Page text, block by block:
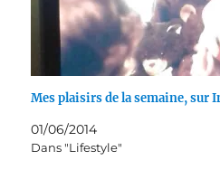
Mes plaisirs de la semaine, sur
01/06/2014
Dans "Lifestyle"